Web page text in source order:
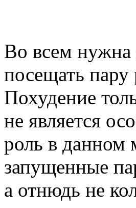
Во всем нужна
посещать пару
Похудение
не является
роль в данном
запущенные
а отнюдь не